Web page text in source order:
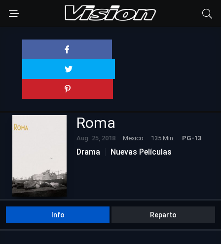
Roma
Aug. 25, 2018 Mexico 135 Min. PG-13
Drama Nuevas Películas
Info Reparto